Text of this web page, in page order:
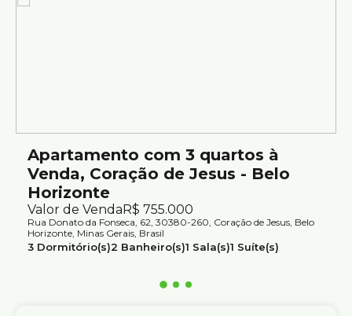
Apartamento com 3 quartos à
Venda, Coração de Jesus - Belo
Horizonte
R$ 755.000
Valor de Venda
Rua Donato da Fonseca, 62, 30380-260, Coração de Jesus, Belo
Horizonte, Minas Gerais, Brasil
3 Dormitório(s)2 Banheiro(s)1 Sala(s)1 Suíte(s)